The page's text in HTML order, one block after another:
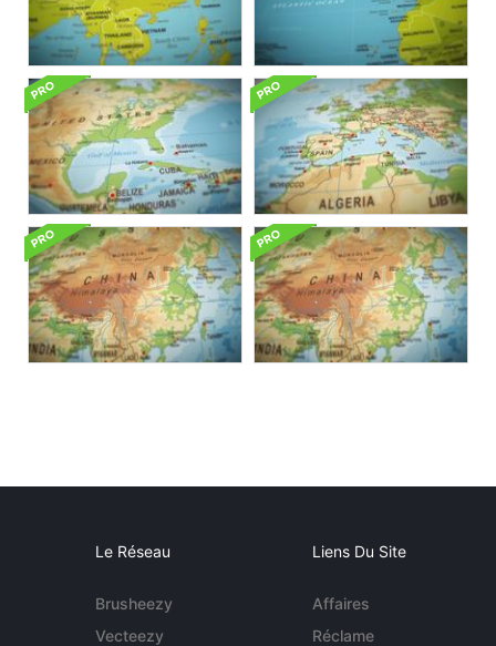
Le Réseau
Brusheezy
Vecteezy
Liens Du Site
Affaires
Réclame